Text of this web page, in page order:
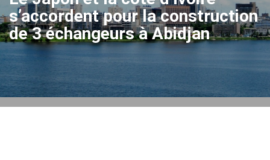
s’accordent pour la construction
de 3 échangeurs à Abidjan